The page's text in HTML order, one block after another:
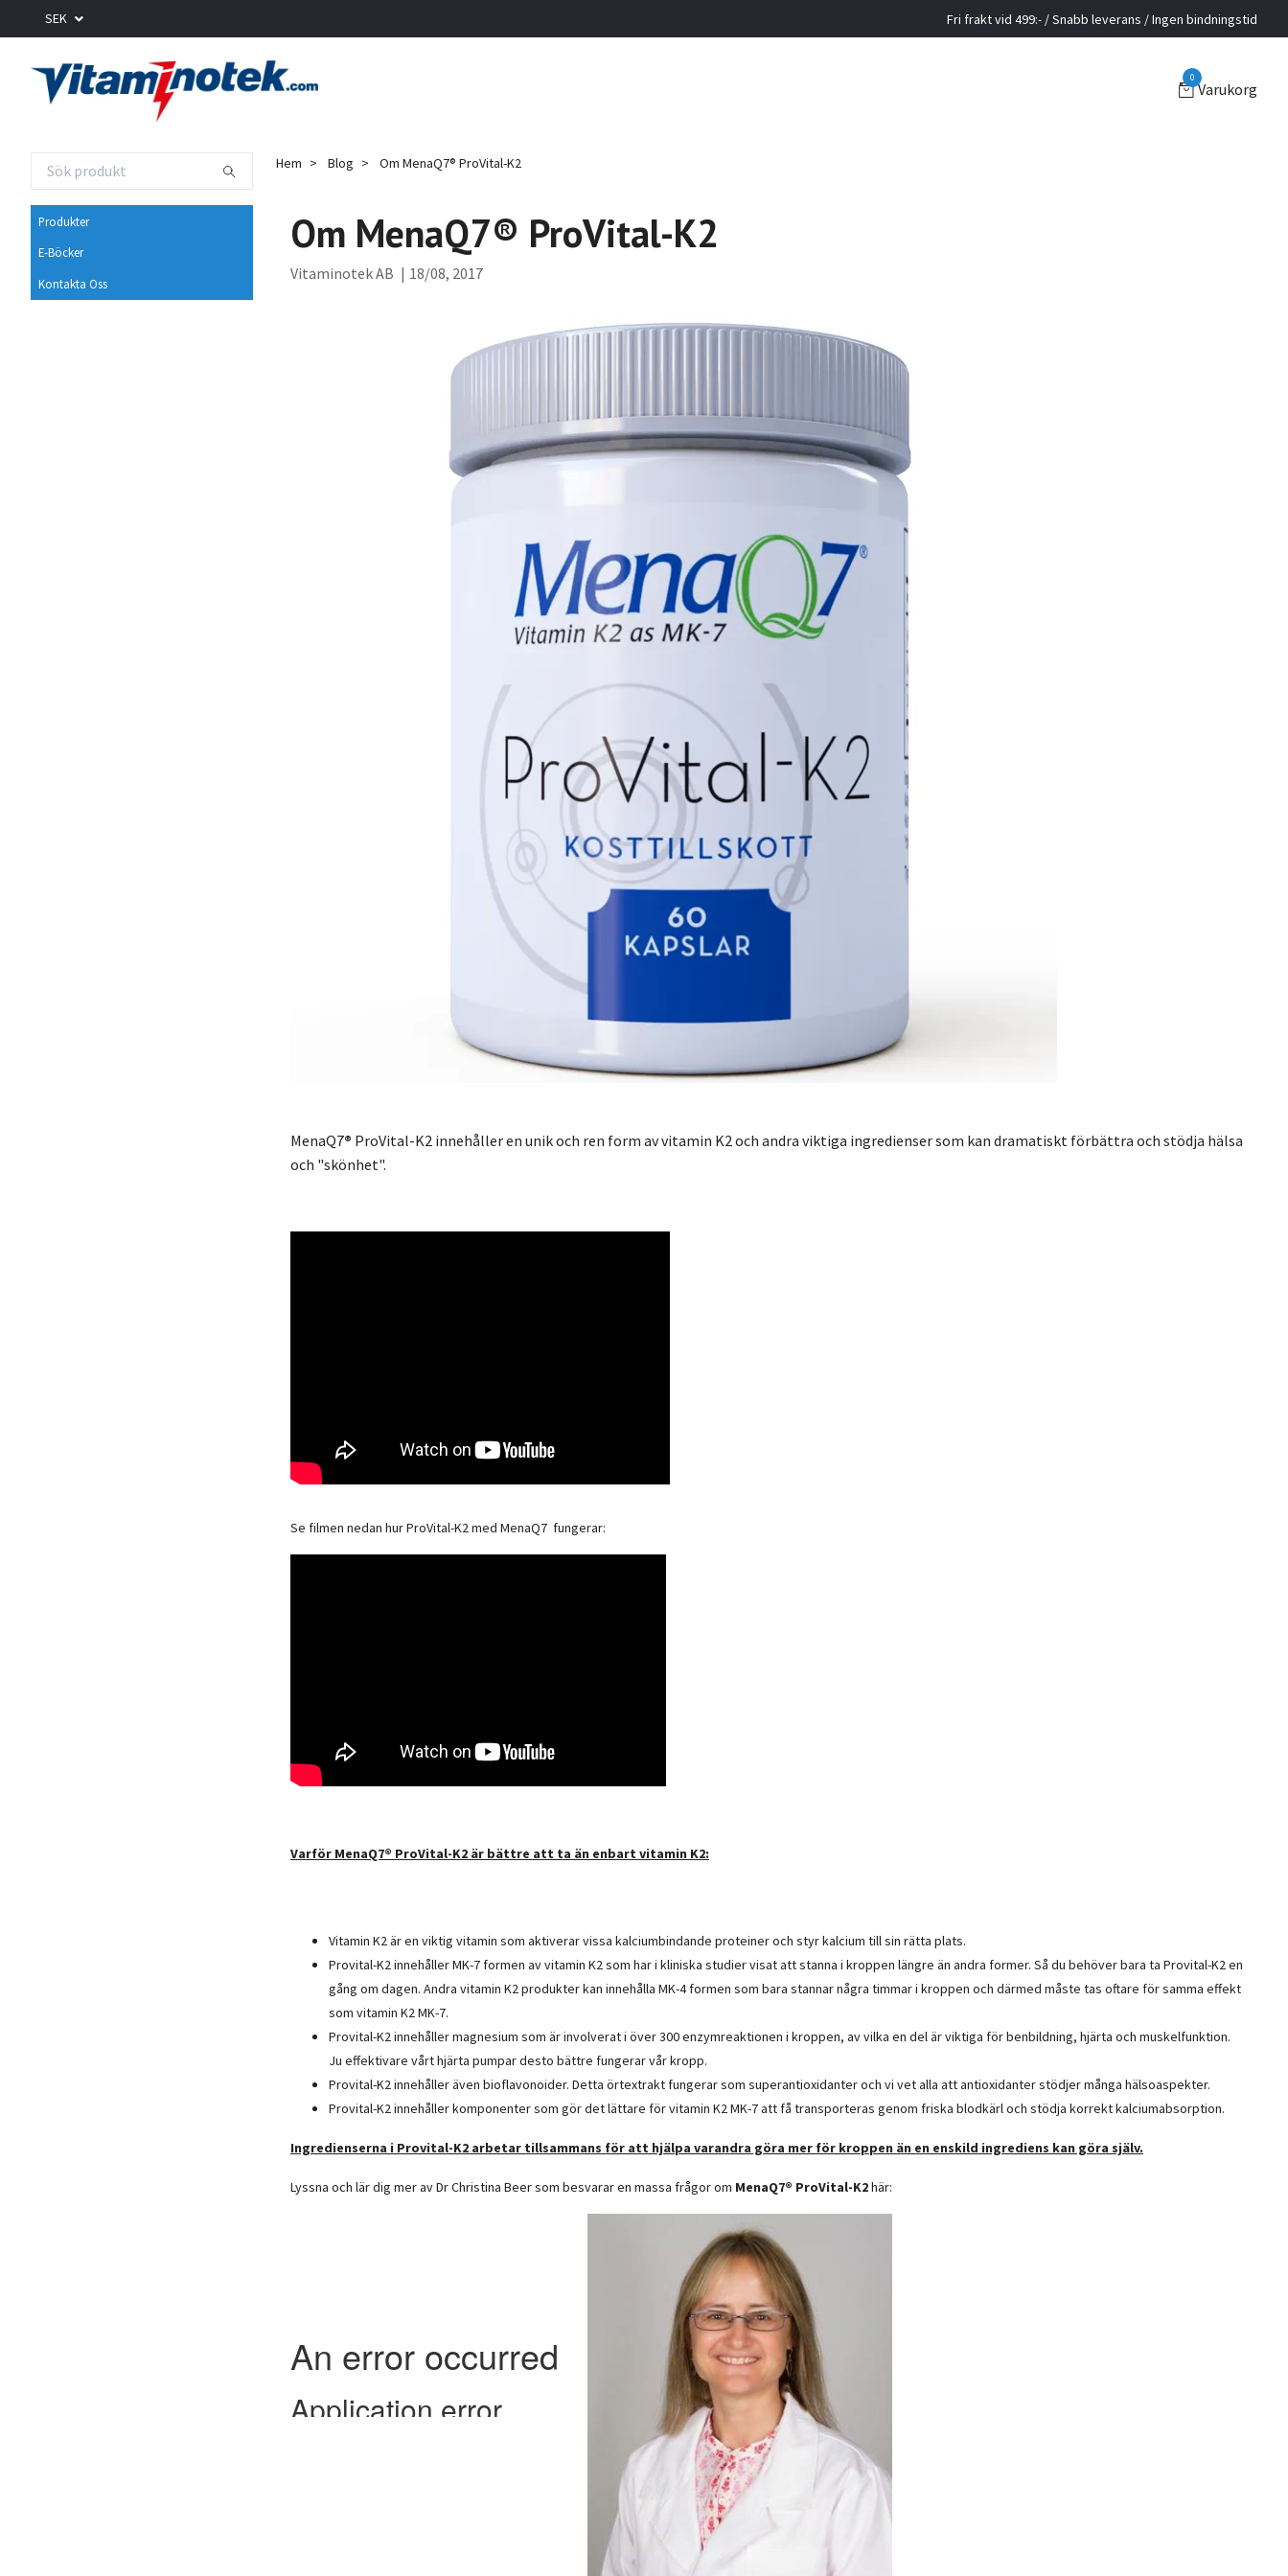
SEK Fri frakt vid 499:- / Snabb leverans / Ingen bindningstid
0
Varukorg
Produkter
E-Böcker
Kontakta Oss
Hem Blog Om MenaQ7® ProVital-K2
Om MenaQ7® ProVital-K2
Vitaminotek AB | 18/08, 2017
MenaQ7® ProVital-K2 innehåller en unik och ren form av vitamin K2 och andra viktiga ingredienser som kan dramatiskt förbättra och stödja hälsa
och "skönhet".
Se filmen nedan hur ProVital-K2 med MenaQ7 fungerar:
Varför MenaQ7® ProVital-K2 är bättre att ta än enbart vitamin K2:
Vitamin K2 är en viktig vitamin som aktiverar vissa kalciumbindande proteiner och styr kalcium till sin rätta plats.
Provital-K2 innehåller MK-7 formen av vitamin K2 som har i kliniska studier visat att stanna i kroppen längre än andra former. Så du behöver bara ta Provital-K2 en
gång om dagen. Andra vitamin K2 produkter kan innehålla MK-4 formen som bara stannar några timmar i kroppen och därmed måste tas oftare för samma effekt
som vitamin K2 MK-7.
Provital-K2 innehåller magnesium som är involverat i över 300 enzymreaktionen i kroppen, av vilka en del är viktiga för benbildning, hjärta och muskelfunktion.
Ju effektivare vårt hjärta pumpar desto bättre fungerar vår kropp.
Provital-K2 innehåller även bioflavonoider. Detta örtextrakt fungerar som superantioxidanter och vi vet alla att antioxidanter stödjer många hälsoaspekter.
Provital-K2 innehåller komponenter som gör det lättare för vitamin K2 MK-7 att få transporteras genom friska blodkärl och stödja korrekt kalciumabsorption.
Ingredienserna i Provital-K2 arbetar tillsammans för att hjälpa varandra göra mer för kroppen än en enskild ingrediens kan göra själv.
Lyssna och lär dig mer av Dr Christina Beer som besvarar en massa frågor om MenaQ7® ProVital-K2här: